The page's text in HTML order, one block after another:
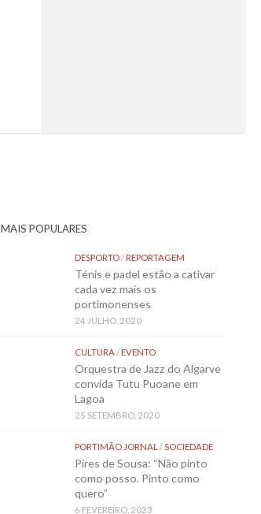
MAIS POPULARES
DESPORTO/REPORTAGEM
Ténis e padel estão a cativar
cada vez mais os
portimonenses
24 JULHO, 2020
CULTURA/EVENTO
Orquestra de Jazz do Algarve
convida Tutu Puoane em
Lagoa
25 SETEMBRO, 2020
PORTIMÃO JORNAL /SOCIEDADE
Pires de Sousa: “Não pinto
como posso. Pinto como
quero”
6 FEVEREIRO, 2023